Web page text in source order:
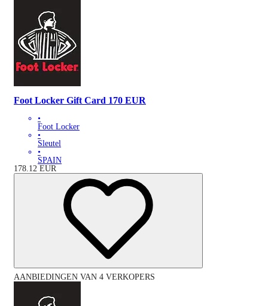
Foot Locker Gift Card 170 EUR
•
Foot Locker
•
Sleutel
•
SPAIN
178.12 EUR
AANBIEDINGEN VAN 4 VERKOPERS